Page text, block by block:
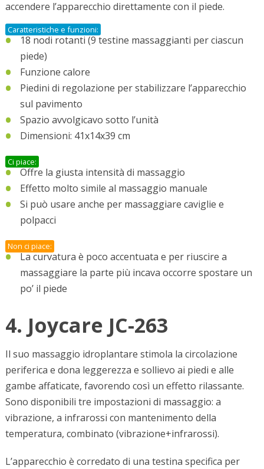
accendere l’apparecchio direttamente con il piede.
Caratteristiche e funzioni:
18 nodi rotanti (9 testine massaggianti per ciascun
piede)
Funzione calore
Piedini di regolazione per stabilizzare l’apparecchio
sul pavimento
Spazio avvolgicavo sotto l’unità
Dimensioni: 41x14x39 cm
Ci piace:
Offre la giusta intensità di massaggio
Effetto molto simile al massaggio manuale
Si può usare anche per massaggiare caviglie e
polpacci
Non ci piace:
La curvatura è poco accentuata e per riuscire a
massaggiare la parte più incava occorre spostare un
po’ il piede
4. Joycare JC-263
Il suo massaggio idroplantare stimola la circolazione
periferica e dona leggerezza e sollievo ai piedi e alle
gambe affaticate, favorendo così un effetto rilassante.
Sono disponibili tre impostazioni di massaggio: a
vibrazione, a infrarossi con mantenimento della
temperatura, combinato (vibrazione+infrarossi).
L’apparecchio è corredato di una testina specifica per